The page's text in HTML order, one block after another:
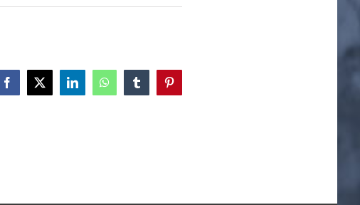
Facebook
X LinkedInWhatsAppTumblrPinterest